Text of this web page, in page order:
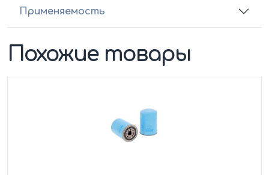
Применяемость
Похожие товары